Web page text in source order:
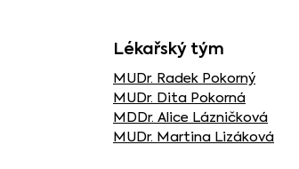
Lékařský tým
MUDr. Radek Pokorný
MUDr. Dita Pokorná
MDDr. Alice Lázničková
MUDr. Martina Lizáková